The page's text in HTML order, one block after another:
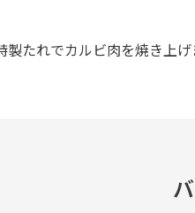
たれでカルビ肉を焼き上げ